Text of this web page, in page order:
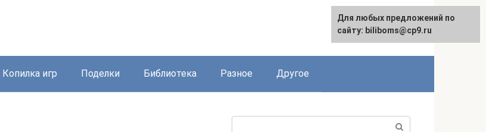
Копилка игр Поделки Библиотека Разное Другое
Для любых предложений по
сайту: biliboms@cp9.ru